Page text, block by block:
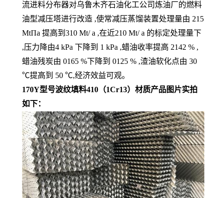
流进料分布器对乌鲁木齐石油化工公司炼油厂的燃料
油型减压塔进行改造 ,使常减压蒸馏装置处理量由 215
MtΠa 提高到310 Mt/ a ,在近210 Mt/ a 的标定处理量下
,压力降由4 kPa 下降到 1 kPa ,蜡油收率提高 2142 % ,
蜡油残炭由 0165 %下降到 0125 % ,渣油软化点由 30
℃提高到 50 ℃,经济效益可观。
170Y型号波纹填料410（1Cr13）材质产品图片实拍
如下：